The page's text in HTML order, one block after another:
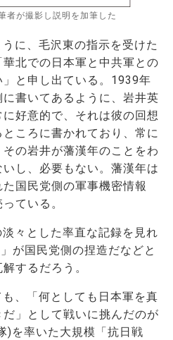
者が撮影し説明を加筆した
に、毛沢東の指示を受けた
北での日本軍と中共軍との
と申し出ている。1939年
書いてあるように、岩井英
好意的で、それは彼の回想
ころに書かれており、常に
の岩井が藩漢年のことをわ
し、必要もない。藩漢年は
国民党側の軍事機密情報
ている。
々とした率直な記録を見れ
が国民党側の捏造だなどと
するだろう。
、「何としても日本軍を真
」として戦いに挑んだのが
)を率いた大規模「抗日戦